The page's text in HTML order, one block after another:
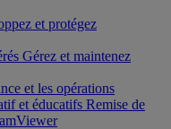
et protégez
Gérez et maintenez
et les opérations
et éducatifs Remise de